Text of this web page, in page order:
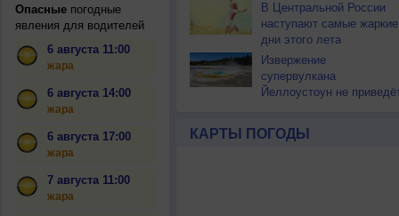
Опасныепогодные
явления для водителей
6 августа 11:00
жара
6 августа 14:00
жара
6 августа 17:00
жара
7 августа 11:00
жара
В Центральной России
наступают самые жаркие
дни этого лета
Извержение
супервулкана
Йеллоустоун не
КАРТЫ ПОГОДЫ